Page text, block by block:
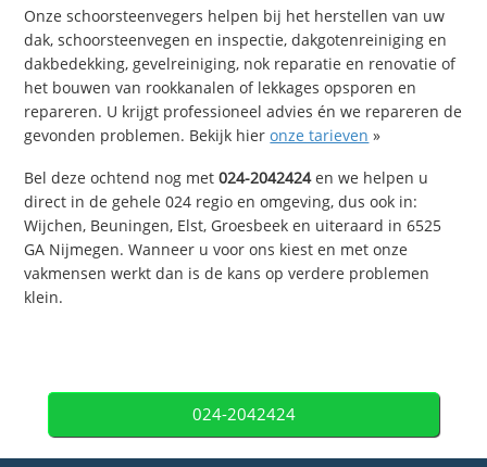
Onze schoorsteenvegers helpen bij het herstellen van uw
dak, schoorsteenvegen en inspectie, dakgotenreiniging en
dakbedekking, gevelreiniging, nok reparatie en renovatie of
het bouwen van rookkanalen of lekkages opsporen en
repareren. U krijgt professioneel advies én we repareren de
gevonden problemen. Bekijk hieronze tarieven »
Bel deze ochtend nog met024-2042424en we helpen u
direct in de gehele 024 regio en omgeving, dus ook in:
Wijchen, Beuningen, Elst, Groesbeek en uiteraard in 6525
GA Nijmegen. Wanneer u voor ons kiest en met onze
vakmensen werkt dan is de kans op verdere problemen
klein.
024-2042424